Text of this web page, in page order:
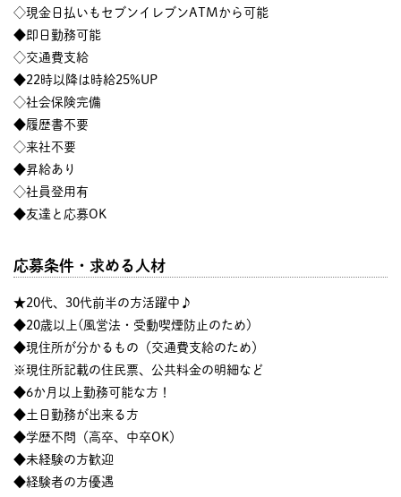
◇現金日払いもセブンイレブンATMから可能
◆即日勤務可能
◇交通費支給
◆22時以降は時給25%UP
◇社会保険完備
◆履歴書不要
◇来社不要
◆昇給あり
◇社員登用有
◆友達と応募OK
応募条件・求める人材
★20代、30代前半の方活躍中♪
◆20歳以上(風営法・受動喫煙防止のため)
◆現住所が分かるもの（交通費支給のため）
※現住所記載の住民票、公共料金の明細など
◆6か月以上勤務可能な方！
◆土日勤務が出来る方
◆学歴不問（高卒、中卒OK）
◆未経験の方歓迎
◆経験者の方優遇